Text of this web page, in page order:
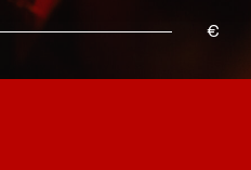
€